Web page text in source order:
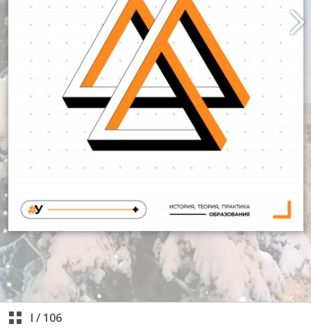
I / 106